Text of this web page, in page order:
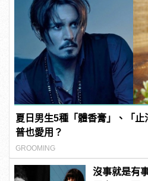
夏日男生5種「體香膏」、「
普也愛用？
GROOMING
沒事就是有